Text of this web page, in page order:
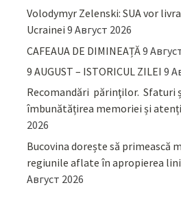
Volodymyr Zelenski: SUA vor
Ucrainei 9 Август 2026
CAFEAUA DE DIMINEAȚĂ9
9 AUGUST – ISTORICUL ZILEI 9
Recomandări părinţilor. Sfaturi
îmbunătățirea memoriei și
2026
Bucovina dorește să primească
regiunile aflate în apropierea
Август 2026